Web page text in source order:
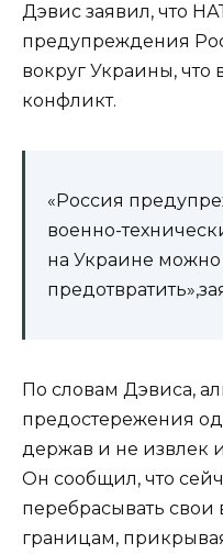
Дэвис заявил, что
предупреждения
вокруг Украины, что
конфликт.
«Россия
военно-
на Украине
По словам Дэвиса,
предостережения
держав и не извлек
Он сообщил, что
перебрасывать
границам,